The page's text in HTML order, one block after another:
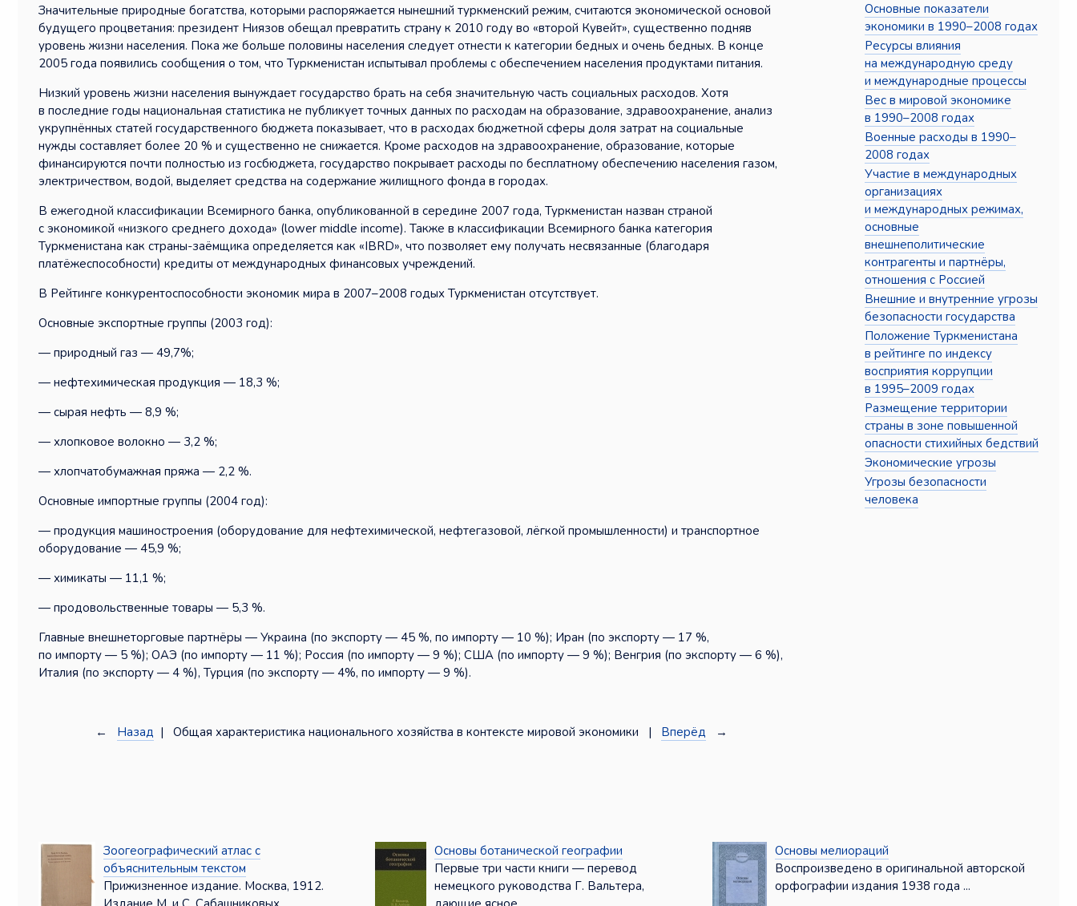
Значительные природные богатства, которыми распоряжается нынешний туркменский режим, считаются экономической основой
будущего процветания: президент Ниязов обещал превратить страну к 2010 году во «второй Кувейт», существенно подняв
уровень жизни населения. Пока же больше половины населения следует отнести к категории бедных и очень бедных. В конце
2005 года появились сообщения о том, что Туркменистан испытывал проблемы с обеспечением населения продуктами питания.
Низкий уровень жизни населения вынуждает государство брать на себя значительную часть социальных расходов. Хотя
в последние годы национальная статистика не публикует точных данных по расходам на образование, здравоохранение, анализ
укрупнённых статей государственного бюджета показывает, что в расходах бюджетной сферы доля затрат на социальные
нужды составляет более 20 % и существенно не снижается. Кроме расходов на здравоохранение, образование, которые
финансируются почти полностью из госбюджета, государство покрывает расходы по бесплатному обеспечению населения газом,
электричеством, водой, выделяет средства на содержание жилищного фонда в городах.
В ежегодной классификации Всемирного банка, опубликованной в середине 2007 года, Туркменистан назван страной
с экономикой «низкого среднего дохода» (lower middle income). Также в классификации Всемирного банка категория
Туркменистана как страны-заёмщика определяется как «IBRD», что позволяет ему получать несвязанные (благодаря
платёжеспособности) кредиты от международных финансовых учреждений.
В Рейтинге конкурентоспособности экономик мира в 2007–2008 годых Туркменистан отсутствует.
Основные экспортные группы (2003 год):
— природный газ — 49,7%;
— нефтехимическая продукция — 18,3 %;
— сырая нефть — 8,9 %;
— хлопковое волокно — 3,2 %;
— хлопчатобумажная пряжа — 2,2 %.
Основные импортные группы (2004 год):
— продукция машиностроения (оборудование для нефтехимической, нефтегазовой, лёгкой промышленности) и транспортное
оборудование — 45,9 %;
— химикаты — 11,1 %;
— продовольственные товары — 5,3 %.
Главные внешнеторговые партнёры — Украина (по экспорту — 45 %, по импорту — 10 %); Иран (по экспорту — 17 %,
по импорту — 5 %); ОАЭ (по импорту — 11 %); Россия (по импорту — 9 %); США (по импорту — 9 %); Венгрия (по экспорту — 6 %),
Италия (по экспорту — 4 %), Турция (по экспорту — 4%, по импорту — 9 %).
← Назад | Общая характеристика национального хозяйства в контексте мировой экономики | Вперёд →
Основные показатели
экономики в 1990–2008 годах
Ресурсы влияния
на международную среду
и международные процессы
Вес в мировой экономике
в 1990–2008 годах
Военные расходы в 1990–
2008 годах
Участие в международных
организациях
и международных режимах,
основные
внешнеполитические
контрагенты и партнёры,
отношения с Россией
Внешние и внутренние угрозы
безопасности государства
Положение Туркменистана
в рейтинге по индексу
восприятия коррупции
в 1995–2009 годах
Размещение территории
страны в зоне повышенной
опасности стихийных бедствий
Экономические угрозы
Угрозы безопасности
человека
Зоогеографический атлас с
объяснительным текстом
Прижизненное издание. Москва, 1912.
Основы ботанической географии
Первые три части книги — перевод
немецкого руководства Г. Вальтера,
Основы мелиораций
Воспроизведено в оригинальной авторской
орфографии издания 1938 года ...